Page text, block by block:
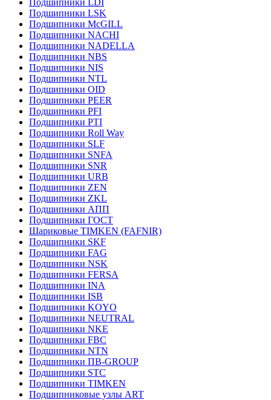
Подшипники LDI
Подшипники LSK
Подшипники McGILL
Подшипники NACHI
Подшипники NADELLA
Подшипники NBS
Подшипники NIS
Подшипники NTL
Подшипники OID
Подшипники PEER
Подшипники PFI
Подшипники PTI
Подшипники Roll Way
Подшипники SLF
Подшипники SNFA
Подшипники SNR
Подшипники URB
Подшипники ZEN
Подшипники ZKL
Подшипники АПП
Подшипники ГОСТ
Шариковые ТІMKEN (FAFNIR)
Подшипники SKF
Подшипники FAG
Подшипники NSK
Подшипники FERSA
Подшипники INA
Подшипники ISB
Подшипники KOYO
Подшипники NEUTRAL
Подшипники NKE
Подшипники FBC
Подшипники NTN
Подшипники ПВ-GROUP
Подшипники STC
Подшипники TIMKEN
Подшипниковые узлы ART